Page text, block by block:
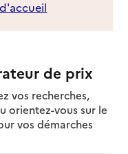
de prix
vos recherches,
orientez-vous sur le
vos démarches